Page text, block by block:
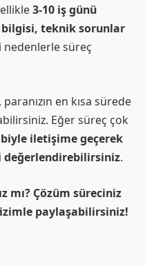
3-10 iş günü
bilgisi, teknik sorunlar
nedenlerle süreç
en kısa sürede
Eğer süreç çok
iletişime geçerek
.
mı? Çözüm süreciniz
paylaşabilirsiniz!